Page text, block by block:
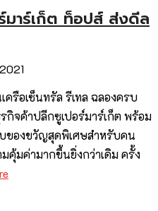
มาร์เก็ต ท็อปส์ ส่งดีล
รือเซ็นทรัล รีเทล ฉลองครบ
กิจค้าปลีกซูเปอร์มาร์เก็ต พร้อม
ของขวัญสุดพิเศษสำหรับคน
คุ้มค่ามากขึ้นยิ่งกว่าเดิม ครั้ง